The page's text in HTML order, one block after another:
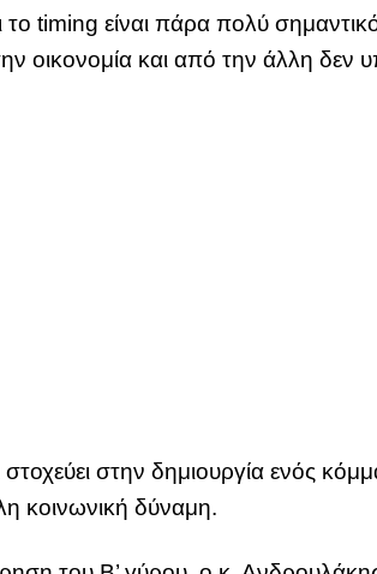
το timing είναι πάρα πολύ
οικονομία και από την άλλη δεν
στην δημιουργία ενός
κοινωνική δύναμη.